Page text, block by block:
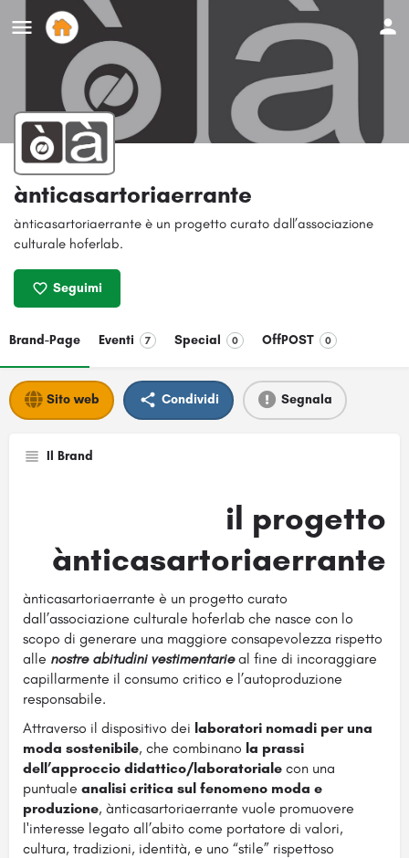
ànticasartoriaerrante
ànticasartoriaerrante è un progetto curato dall’associazione
culturale hoferlab.
Seguimi
Brand-Page Eventi 7 Special 0 OffPOST 0
Sito web Condividi Segnala
Il Brand
il progetto
ànticasartoriaerrante
ànticasartoriaerrante è un progetto curato
dall’associazione culturale hoferlab che nasce con lo
scopo di generare una maggiore consapevolezza rispetto
alle nostre abitudini vestimentarieal fine di incoraggiare
capillarmente il consumo critico e l’autoproduzione
responsabile.
Attraverso il dispositivo dei laboratori nomadi per una
moda sostenibile, che combinano la prassi
dell’approccio didattico/laboratoriale con una
puntuale analisi critica sul fenomeno moda e
produzione, ànticasartoriaerrante vuole promuovere
l'interesse legato all’abito come portatore di valori,
cultura, tradizioni, identità, e uno “stile” rispettoso